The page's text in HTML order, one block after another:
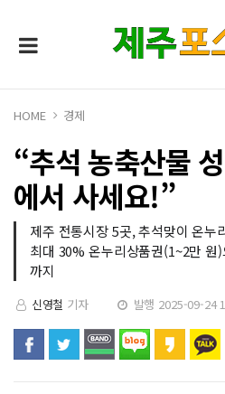
HOME 경제
“추석 농축산물
에서 사세요!”
제주 전통시장 5곳, 추석맞이 온누
최대 30% 온누리상품권(1~2만
까지
신영철 기자 발행 2025-09-24